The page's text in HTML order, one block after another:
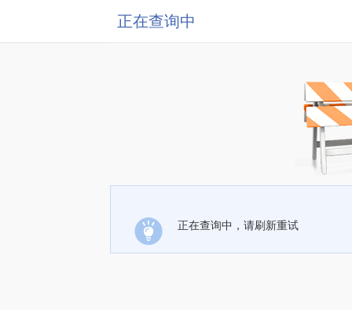
正在查询中
正在查询中，请刷新重试